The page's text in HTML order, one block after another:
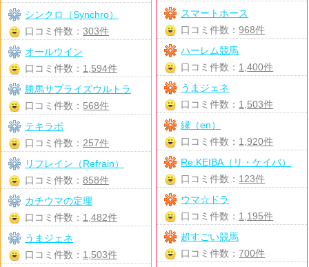
スマートホース
口コミ件数：968件
ハーレム競馬
口コミ件数： 1,400件
うまジェネ
口コミ件数： 1,503件
縁（en）
口コミ件数： 1,920件
Re:KEIBA（リ・ケイバ）
口コミ件数： 123件
ウマ☆ドラ
口コミ件数： 1,195件
超すごい競馬
口コミ件数：700件
シンクロ（Synchro）
口コミ件数： 303件
オールウイン
口コミ件数： 1,594件
勝馬サプライズウルトラ
口コミ件数： 568件
テキラボ
口コミ件数： 257件
リフレイン（Refrain）
口コミ件数： 858件
カチウマの定理
口コミ件数： 1,482件
うまジェネ
口コミ件数： 1,503件